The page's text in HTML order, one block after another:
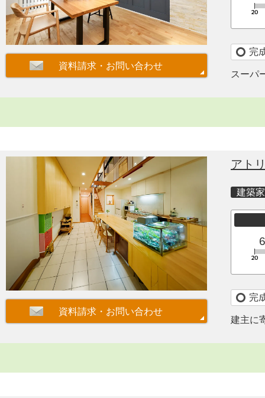
完
スーパ
アト
建築家
完
建主に